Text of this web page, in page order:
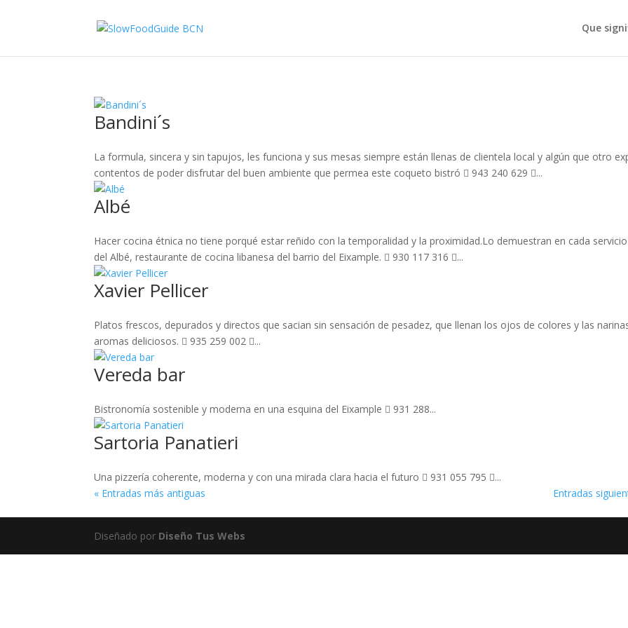
Que
Bandini´s
La formula, sincera y sin tapujos, les funciona y sus mesas siempre están llenas de clientela local y algún que otro
contentos de poder disfrutar del buen ambiente que permea este coqueto bistró  943 240 629 ...
Albé
Hacer cocina étnica no tiene porqué estar reñido con la temporalidad y la proximidad.Lo demuestran en cada
del Albé, restaurante de cocina libanesa del barrio del Eixample.  930 117 316 ...
Xavier Pellicer
Platos frescos, depurados y directos que sacian sin sensación de pesadez, que llenan los ojos de colores y las
aromas deliciosos.  935 259 002 ...
Vereda bar
Bistronomía sostenible y moderna en una esquina del Eixample  931 288...
Sartoria Panatieri
Una pizzería coherente, moderna y con una mirada clara hacia el futuro  931 055 795 ...
« Entradas más antiguas
Entradas
Diseñado por Diseño Tus Webs